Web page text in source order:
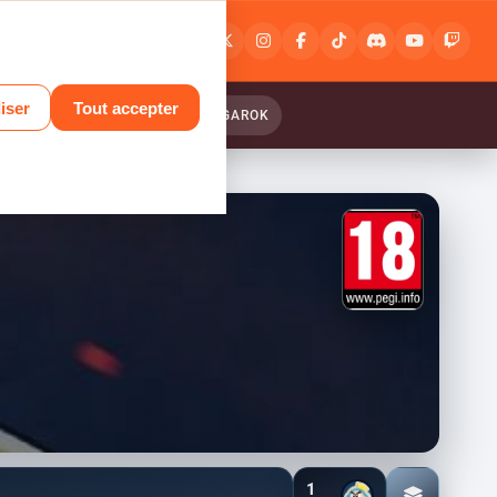
inscription
RELINK : ENDLESS RANGAROK
1
Tout accepter